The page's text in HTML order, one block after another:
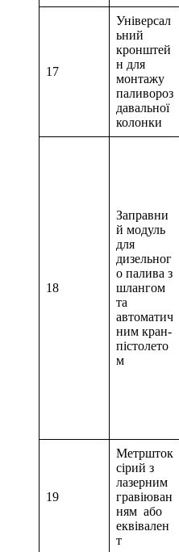
17
Універсал
ьний
кронштей
н для
монтажу
паливороз
давальної
колонки
18
Заправни
й модуль
для
дизельног
о палива з
шлангом
та
автоматич
ним кран-
пістолето
м
19
Метршток
сірий з
лазерним
гравіюван
ням або
еквівален
т